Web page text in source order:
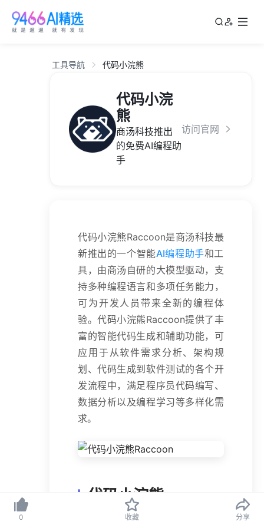
0 收藏 分享
工具导航 代码小浣熊
代码小浣
熊
商汤科技推出
的免费AI编程助
手
访问官网
代码小浣熊Raccoon是商汤科技最
新推出的一个智能AI编程助手和工
具，由商汤自研的大模型驱动，支
持多种编程语言和多项任务能力，
可为开发人员带来全新的编程体
验。代码小浣熊Raccoon提供了丰
富的智能代码生成和辅助功能，可
应用于从软件需求分析、架构规
划、代码生成到软件测试的各个开
发流程中，满足程序员代码编写、
数据分析以及编程学习等多样化需
求。
代码小浣熊
Raccoon的主要功